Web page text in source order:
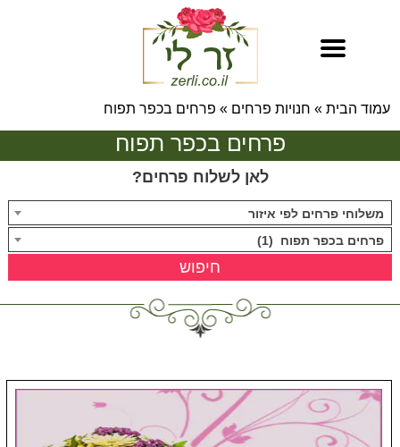
עמוד הבית » חנויות פרחים » פרחים בכפר תפוח
פרחים בכפר תפוח
לאן לשלוח פרחים?
משלוחי פרחים לפי איזור
פרחים בכפר תפוח (1)